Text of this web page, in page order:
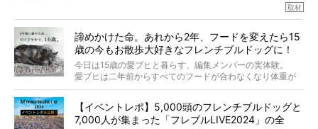
「愛犬が旅立ったあと、ベッドやおもちゃはどうすればい
くれる？」
さらには、霊感がない人でも愛犬が成仏したことを知る方
法まで。
お笑い芸人だからこそ暗くなりすぎない、むしろ心がスッ
と軽くなる。
永久保存版のスペシャル対談です！
た。
僧侶としての名は「靖賢（せいけん）」。
当時54歳という年齢にして、なぜ動物専門僧侶という道を
選んだのか。
また、愛犬の旅立ちとどのように向き合うべきなのか。
た。
取材
諦めかけた命。あれから2年、フードを変えたら15
歳の今もお散歩大好きなフレンチブルドッグに！
今日は15歳の愛ブヒと暮らす、編集メンバーの実体験。
愛ブヒは二年前からすべてのフードが合わなくなり体重が
激減。検査をしても異常はなく「年齢のせいですね…」と言
もう諦めるしかないのかな…そんなとき、我が家に届いたの
が「THE fu-do(ザ・フード)」の試食品でした。
【イベントレポ】5,000頭のフレンチブルドッグと
7,000人が集まった「フレブルLIVE2024」の全